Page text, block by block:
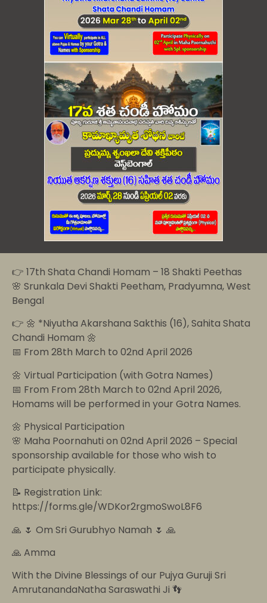
👉 17th Shata Chandi Homam – 18 Shakti Peethas
🌸 Srunkala Devi Shakti Peetham, Pradyumna, West
Bengal
👉 🌼 *Niyutha Akarshana Sakthis (16), Sahita Shata
Chandi Homam 🌼
📅 From 28th March to 02nd April 2026
🌼 Virtual Participation (with Gotra Names)
📅 From From 28th March to 02nd April 2026,
Homams will be performed in your Gotra Names.
🌼 Physical Participation
🌸 Maha Poornahuti on 02nd April 2026 – Special
sponsorship available for those who wish to
participate physically.
📝 Registration Link:
https://forms.gle/WDKor2rgmoSwoL8F6
🙏 🌷 Om Sri Gurubhyo Namah 🌷 🙏
🙏 Amma
With the Divine Blessings of our Pujya Guruji Sri
AmrutanandaNatha Saraswathi Ji 👣